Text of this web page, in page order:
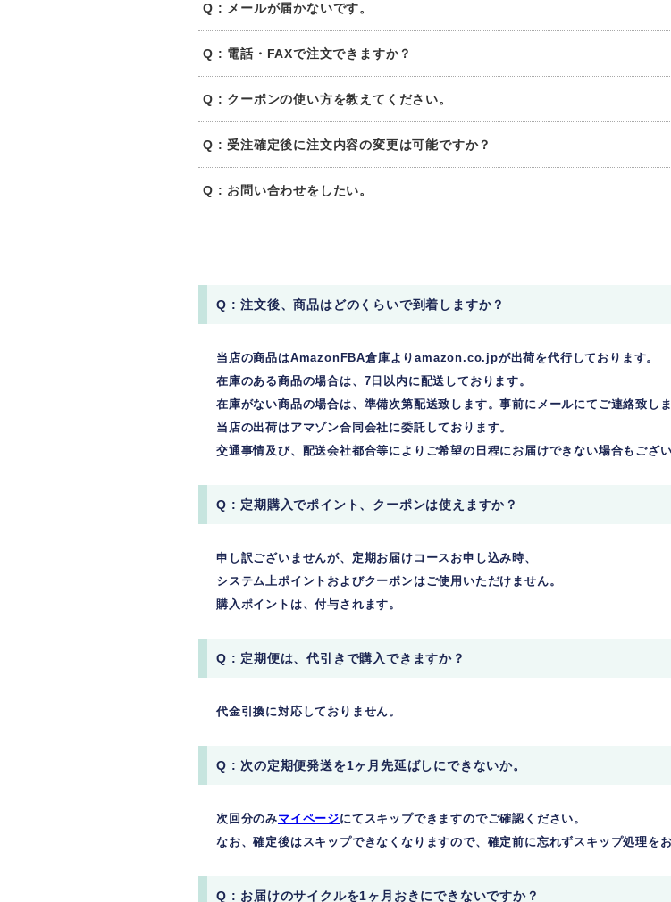
Q : メールが届かないです。
Q : 電話・FAXで注文できますか？
Q : クーポンの使い方を教えてください。
Q : 受注確定後に注文内容の変更は可能ですか？
Q : お問い合わせをしたい。
Q : 注文後、商品はどのくらいで到着しますか？
当店の商品はAmazonFBA倉庫よりamazon.co.jpが出荷を代行しております。
在庫のある商品の場合は、7日以内に配送しております。
在庫がない商品の場合は、準備次第配送致します。事前にメールにてご連絡致しま
当店の出荷はアマゾン合同会社に委託しております。
交通事情及び、配送会社都合等によりご希望の日程にお届けできない場合もござ
Q : 定期購入でポイント、クーポンは使えますか？
申し訳ございませんが、定期お届けコースお申し込み時、
システム上ポイントおよびクーポンはご使用いただけません。
購入ポイントは、付与されます。
Q : 定期便は、代引きで購入できますか？
代金引換に対応しておりません。
Q : 次の定期便発送を1ヶ月先延ばしにできないか。
次回分のみマイページにてスキップできますのでご確認ください。
なお、確定後はスキップできなくなりますので、確定前に忘れずスキップ処理を
Q : お届けのサイクルを1ヶ月おきにできないですか？